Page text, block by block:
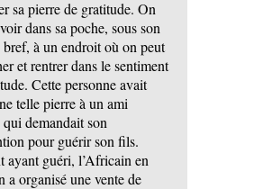
sa pierre de gratitude. On
dans sa poche, sous son
à un endroit où on peut
et rentrer dans le sentiment
Cette personne avait
telle pierre à un ami
demandait son
pour guérir son fils.
ayant guéri, l’Africain en
a organisé une vente de